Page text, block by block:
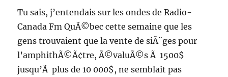
Tu sais, j’entendais sur les ondes de Radio-
Canada Fm QuÃ©bec cette semaine que les
gens trouvaient que la vente de siÃ¨ges pour
l’amphithÃ©Ã¢tre, Ã©valuÃ©s Ã 1500$
jusqu’Ã plus de 10 000$, ne semblait pas